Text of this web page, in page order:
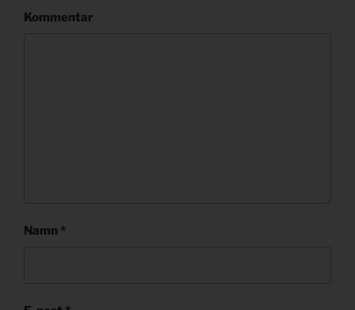
Kommentar
Namn *